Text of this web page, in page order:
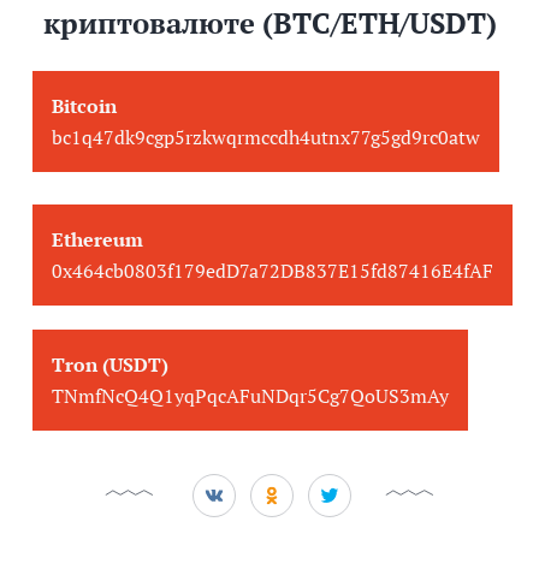
криптовалюте (BTC/ETH/USDT)
Bitcoin
bc1q47dk9cgp5rzkwqrmccdh4utnx77g5gd9rc0atw
Ethereum
0x464cb0803f179edD7a72DB837E15fd87416E4fAF
Tron (USDT)
TNmfNcQ4Q1yqPqcAFuNDqr5Cg7QoUS3mAy